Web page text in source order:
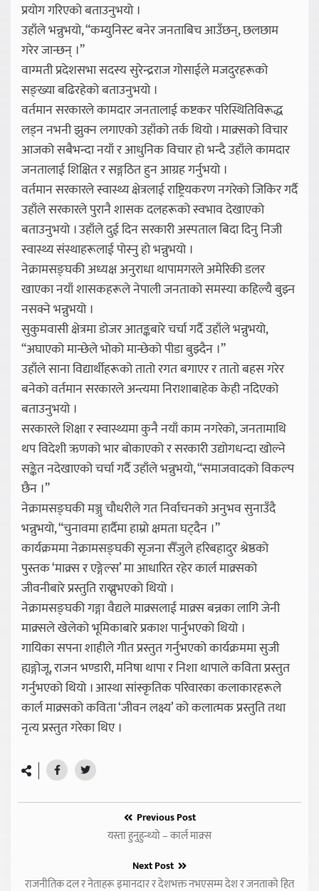
प्रयोग गरिएको बताउनुभयो ।
उहाँले भन्नुभयो, “कम्युनिस्ट बनेर जनताबिच आउँछन्, छलछाम
गरेर जान्छन् ।”
वाग्मती प्रदेशसभा सदस्य सुरेन्द्रराज गोसाईले मजदुरहरूको
सङ्ख्या बढिरहेको बताउनुभयो ।
वर्तमान सरकारले कामदार जनतालाई कष्टकर परिस्थितिविरूद्ध
लड्न नभनी झुक्न लगाएको उहाँको तर्क थियो । माक्र्सको विचार
आजको सबैभन्दा नयाँ र आधुनिक विचार हो भन्दै उहाँले कामदार
जनतालाई शिक्षित र सङ्गठित हुन आग्रह गर्नुभयो ।
वर्तमान सरकारले स्वास्थ्य क्षेत्रलाई राष्ट्रियकरण नगरेको जिकिर गर्दै
उहाँले सरकारले पुरानै शासक दलहरूको स्वभाव देखाएको
बताउनुभयो । उहाँले दुई दिन सरकारी अस्पताल बिदा दिनु निजी
स्वास्थ्य संस्थाहरूलाई पोस्नु हो भन्नुभयो ।
नेक्रामसङ्घकी अध्यक्ष अनुराधा थापामगरले अमेरिकी डलर
खाएका नयाँ शासकहरूले नेपाली जनताको समस्या कहिल्यै बुझ्न
नसक्ने भन्नुभयो ।
सुकुमवासी क्षेत्रमा डोजर आतङ्कबारे चर्चा गर्दै उहाँले भन्नुभयो,
“अघाएको मान्छेले भोको मान्छेको पीडा बुझ्दैन ।”
उहाँले साना विद्यार्थीहरूको तातो रगत बगाएर र तातो बहस गरेर
बनेको वर्तमान सरकारले अन्त्यमा निराशाबाहेक केही नदिएको
बताउनुभयो ।
सरकारले शिक्षा र स्वास्थ्यमा कुनै नयाँ काम नगरेको, जनतामाथि
थप विदेशी ऋणको भार बोकाएको र सरकारी उद्योगधन्दा खोल्ने
सङ्केत नदेखाएको चर्चा गर्दै उहाँले भन्नुभयो, “समाजवादको विकल्प
छैन ।”
नेक्रामसङ्घकी मञ्जु चौधरीले गत निर्वाचनको अनुभव सुनाउँदै
भन्नुभयो, “चुनावमा हार्दैमा हाम्रो क्षमता घट्दैन ।”
कार्यक्रममा नेक्रामसङ्घकी सृजना सैँजुले हरिबहादुर श्रेष्ठको
पुस्तक ‘माक्र्स र एङ्गेल्स’ मा आधारित रहेर कार्ल माक्र्सको
जीवनीबारे प्रस्तुति राख्नुभएको थियो ।
नेक्रामसङ्घकी गङ्गा वैद्यले माक्र्सलाई माक्र्स बन्नका लागि जेनी
माक्र्सले खेलेको भूमिकाबारे प्रकाश पार्नुभएको थियो ।
गायिका सपना शाहीले गीत प्रस्तुत गर्नुभएको कार्यक्रममा सुजी
ह्यङ्गोजू, राजन भण्डारी, मनिषा थापा र निशा थापाले कविता प्रस्तुत
गर्नुभएको थियो । आस्था सांस्कृतिक परिवारका कलाकारहरूले
कार्ल माक्र्सको कविता ‘जीवन लक्ष्य’ को कलात्मक प्रस्तुति तथा
नृत्य प्रस्तुत गरेका थिए ।
Previous Post
यस्ता हुनुहुन्थ्यो – कार्ल माक्र्स
Next Post
राजनीतिक दल र नेताहरू इमानदार र देशभक्त नभएसम्म देश र जनताको हित